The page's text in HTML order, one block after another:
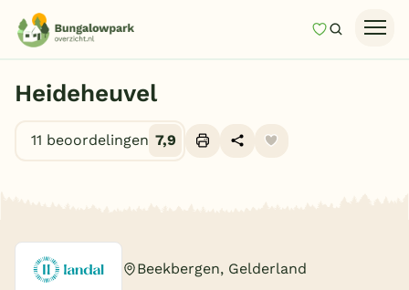
MijnZoeken
Last minutes
Top 12 aanbiedingen
Vakantiepark keuzehulp
Heideheuvel
11 beoordelingen 7,9
Beekbergen, Gelderland